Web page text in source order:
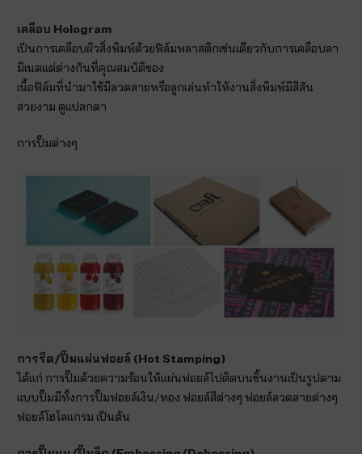
เคลือบ Hologram
เป็นการเคลือบผิวสิ่งพิมพ์ด้วยฟิล์มพลาสติกเช่นเดียวกับการเคลือบลา
มิเนตแต่ต่างกันที่คุณสมบัติของ
เนื้อฟิล์มที่นำมาใช้มีลวดลายหรือลูกเล่นทำให้งานสิ่งพิมพ์มีสีสัน
สวยงาม ดูแปลกตา
การปั๊มต่างๆ
การรีด/ปั๊มแผ่นฟอยล์ (Hot Stamping)
ได้แก่ การปั๊มด้วยความร้อนให้แผ่นฟอยล์ไปติดบนชิ้นงานเป็นรูปตาม
แบบปั๊มมีทั้งการปั๊มฟอยล์เงิน/ทอง ฟอยล์สีต่างๆ ฟอยล์ลวดลายต่างๆ
ฟอยล์โฮโลแกรม เป็นต้น